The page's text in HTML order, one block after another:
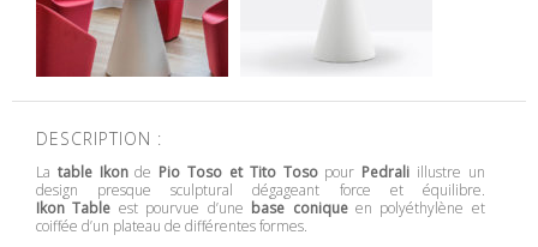
DESCRIPTION :
La table Ikonde Pio Toso et Tito Tosopour Pedrali illustre un
design presque sculptural dégageant force et équilibre.
Ikon Table est pourvue d’une base coniqueen polyéthylène et
coiffée d’un plateau de différentes formes.